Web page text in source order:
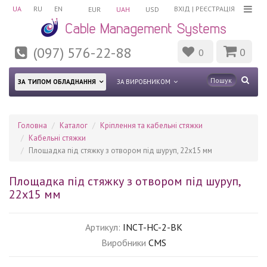
UA RU EN ВХІД | РЕЄСТРАЦІЯ
EUR UAH USD
(097) 576-22-88 0 0
ЗА ТИПОМ ОБЛАДНАННЯ ЗА ВИРОБНИКОМ
Головна Каталог
Кріплення та кабельні стяжки
Кабельні стяжки
Площадка під стяжку з отвором під шуруп, 22x15 мм
Площадка під стяжку з отвором під шуруп,
22x15 мм
Артикул: INCT-HC-2-BK
Виробники CMS